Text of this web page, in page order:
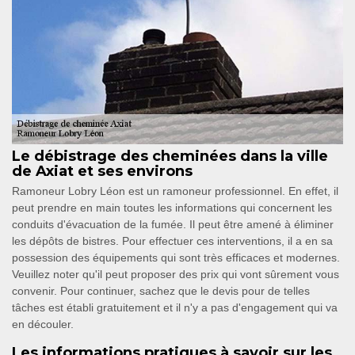
Le débistrage des cheminées dans la ville
de Axiat et ses environs
Ramoneur Lobry Léon est un ramoneur professionnel. En effet, il
peut prendre en main toutes les informations qui concernent les
conduits d'évacuation de la fumée. Il peut être amené à éliminer
les dépôts de bistres. Pour effectuer ces interventions, il a en sa
possession des équipements qui sont très efficaces et modernes.
Veuillez noter qu'il peut proposer des prix qui vont sûrement vous
convenir. Pour continuer, sachez que le devis pour de telles
tâches est établi gratuitement et il n'y a pas d'engagement qui va
en découler.